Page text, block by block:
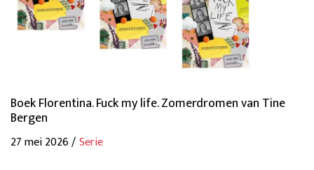
Boek Florentina. Fuck my life. Zomerdromen van Tine
Bergen
27 mei 2026 /Serie